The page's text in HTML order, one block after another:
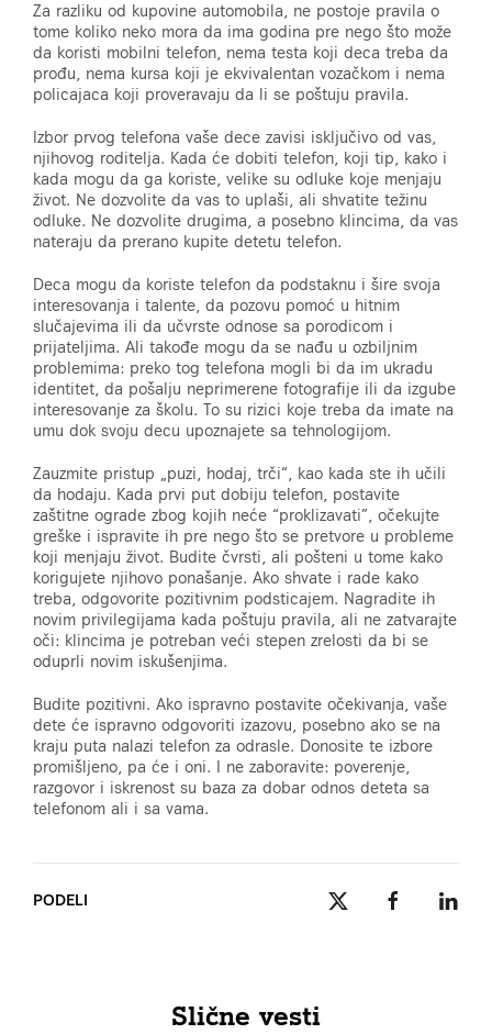
Za razliku od kupovine automobila, ne postoje pravila o
tome koliko neko mora da ima godina pre nego što može
da koristi mobilni telefon, nema testa koji deca treba da
prođu, nema kursa koji je ekvivalentan vozačkom i nema
policajaca koji proveravaju da li se poštuju pravila.
Izbor prvog telefona vaše dece zavisi isključivo od vas,
njihovog roditelja. Kada će dobiti telefon, koji tip, kako i
kada mogu da ga koriste, velike su odluke koje menjaju
život. Ne dozvolite da vas to uplaši, ali shvatite težinu
odluke. Ne dozvolite drugima, a posebno klincima, da vas
nateraju da prerano kupite detetu telefon.
Deca mogu da koriste telefon da podstaknu i šire svoja
interesovanja i talente, da pozovu pomoć u hitnim
slučajevima ili da učvrste odnose sa porodicom i
prijateljima. Ali takođe mogu da se nađu u ozbiljnim
problemima: preko tog telefona mogli bi da im ukradu
identitet, da pošalju neprimerene fotografije ili da izgube
interesovanje za školu. To su rizici koje treba da imate na
umu dok svoju decu upoznajete sa tehnologijom.
Zauzmite pristup „puzi, hodaj, trči“, kao kada ste ih učili
da hodaju. Kada prvi put dobiju telefon, postavite
zaštitne ograde zbog kojih neće “proklizavati”, očekujte
greške i ispravite ih pre nego što se pretvore u probleme
koji menjaju život. Budite čvrsti, ali pošteni u tome kako
korigujete njihovo ponašanje. Ako shvate i rade kako
treba, odgovorite pozitivnim podsticajem. Nagradite ih
novim privilegijama kada poštuju pravila, ali ne zatvarajte
oči: klincima je potreban veći stepen zrelosti da bi se
oduprli novim iskušenjima.
Budite pozitivni. Ako ispravno postavite očekivanja, vaše
dete će ispravno odgovoriti izazovu, posebno ako se na
kraju puta nalazi telefon za odrasle. Donosite te izbore
promišljeno, pa će i oni. I ne zaboravite: poverenje,
razgovor i iskrenost su baza za dobar odnos deteta sa
telefonom ali i sa vama.
PODELI
Slične vesti